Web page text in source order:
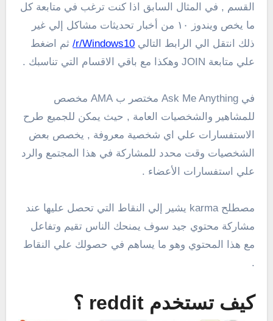
القسم , في المثال السابق اذا كنت ترغب في متابعة كل
ما يخص ويندوز ١٠ من أخبار تحديثات مشاكل إلي غير
ذلك انتقل الي الرابط التالي r/Windows10/ ثم اضغط
علي متابعة JOIN وهكذا مع باقي الاقسام التي تناسبك .
في Ask Me Anything مختصر ب AMA مخصص
للمشاهير والشخصيات العامة , حيث يمكن للجميع طرح
الاستفسارات علي اي شخصية معروفة , يخصص بعض
الشخصيات وقت محدد للمشاركة في هذا المجتمع والرد
علي استفسارات الأعضاء .
مصطلح karma يشير إلي النقاط التي تحصل عليها عند
مشاركة محتوي جيد سوف يمنحك الناس تقيم وتفاعل
مع هذا المحتوي وهو ما يساهم في حصولك علي النقاط
.
كيف تستخدم reddit ؟